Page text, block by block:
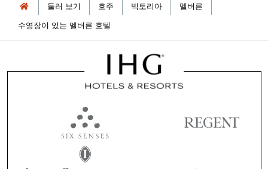
둘러 보기 호주 빅토리아
멜버른
수영장이 있는 멜버른 호텔